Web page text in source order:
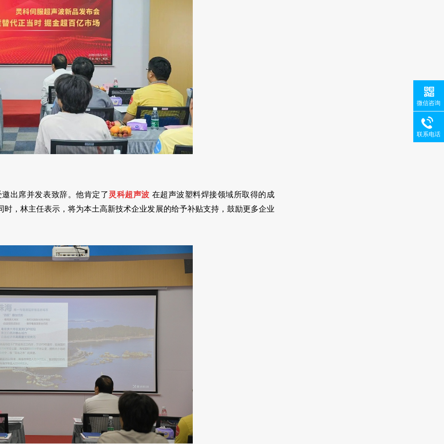
出席并发表致辞。他肯定了 灵科超声波 在超声波塑料焊接领域所取得的成
，林主任表示，将为本土高新技术企业发展的给予补贴支持，鼓励更多企业
微信咨询
联系电话